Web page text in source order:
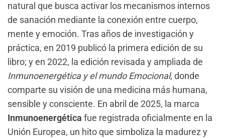
natural que busca activar los mecanismos internos
de sanación mediante la conexión entre cuerpo,
mente y emoción. Tras años de investigación y
práctica, en 2019 publicó la primera edición de su
libro; y en 2022, la edición revisada y ampliada de
Inmunoenergética y el mundo Emocional, donde
comparte su visión de una medicina más humana,
sensible y consciente. En abril de 2025, la marca
Inmunoenergética fue registrada oficialmente en la
Unión Europea, un hito que simboliza la madurez y